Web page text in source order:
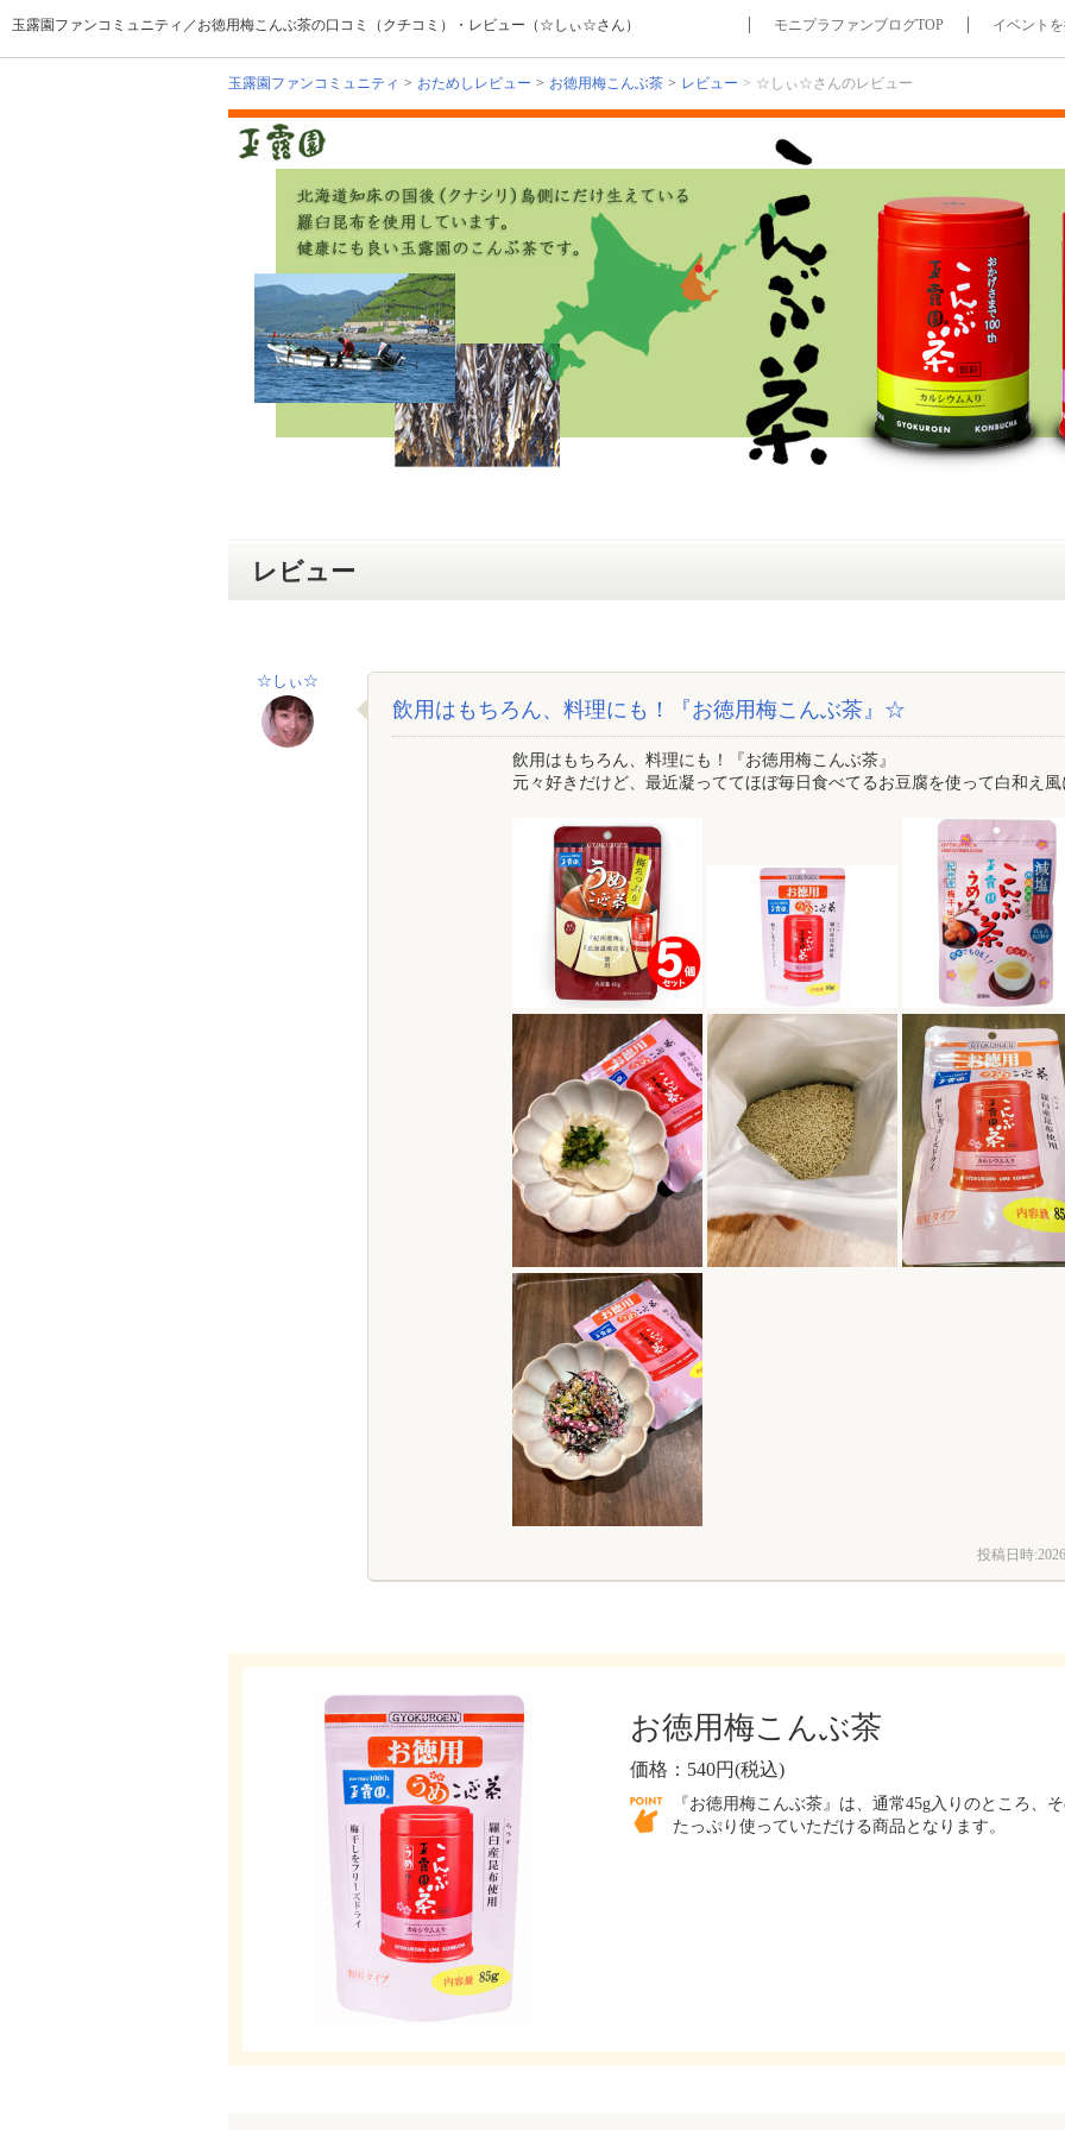
玉露園ファンコミュニティ／お徳用梅こんぶ茶の口コミ（クチコミ）・レビュー（☆しぃ☆さん） モニプラファンブログTOP イベント
玉露園ファンコミュニティ おためしレビュー お徳用梅こんぶ茶 レビュー ☆しぃ☆さんのレビュー
レビュー
☆しぃ☆
飲用はもちろん、料理にも！『お徳用梅こんぶ茶』☆
飲用はもちろん、料理にも！『お徳用梅こんぶ茶』
元々好きだけど、最近凝っててほぼ毎日食べてるお豆腐を使って白和え風
投稿日時:
お徳用梅こんぶ茶
価格：540円(税込)
『お徳用梅こんぶ茶』は、通常45g入りのところ、
たっぷり使っていただける商品となります。